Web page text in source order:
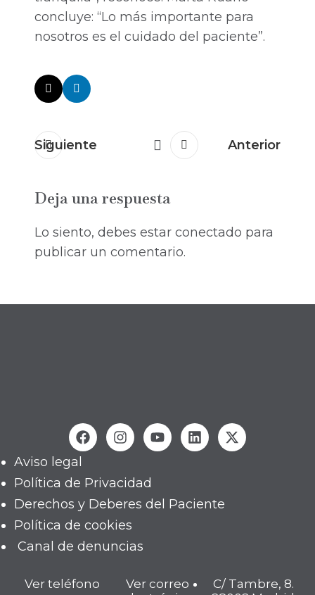
concluye: “Lo más importante para
nosotros es el cuidado del paciente”.
Siguiente Anterior
Deja una respuesta
Lo siento, debes estar conectado para
publicar un comentario.
Aviso legal
Política de Privacidad
Derechos y Deberes del Paciente
Política de cookies
Canal de denuncias
Ver teléfono
Ver correo
C/ Tambre, 8.